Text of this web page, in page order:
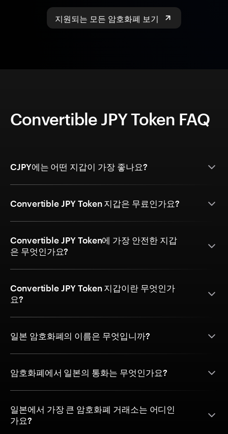
지원되는 모든 암호화폐 보기
Convertible JPY Token FAQ
CJPY에는 어떤 지갑이 가장 좋나요?
Convertible JPY Token 지갑은 무료인가요?
Convertible JPY Token에 가장 안전한 지갑
은 무엇인가요?
Convertible JPY Token 지갑이란 무엇인가
요?
일본 암호화폐의 이름은 무엇입니까?
암호화폐에서 일본의 통화는 무엇인가요?
일본에서 가장 큰 암호화폐 거래소는 어디인
가요?